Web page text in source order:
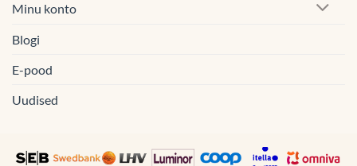
Minu konto
Blogi
E-pood
Uudised